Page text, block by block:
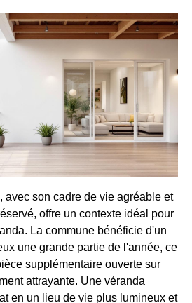
avec son cadre de vie agréable et
offre un contexte idéal pour
La commune bénéficie d'un
une grande partie de l'année, ce
supplémentaire ouverte sur
attrayante. Une véranda
en un lieu de vie plus lumineux et